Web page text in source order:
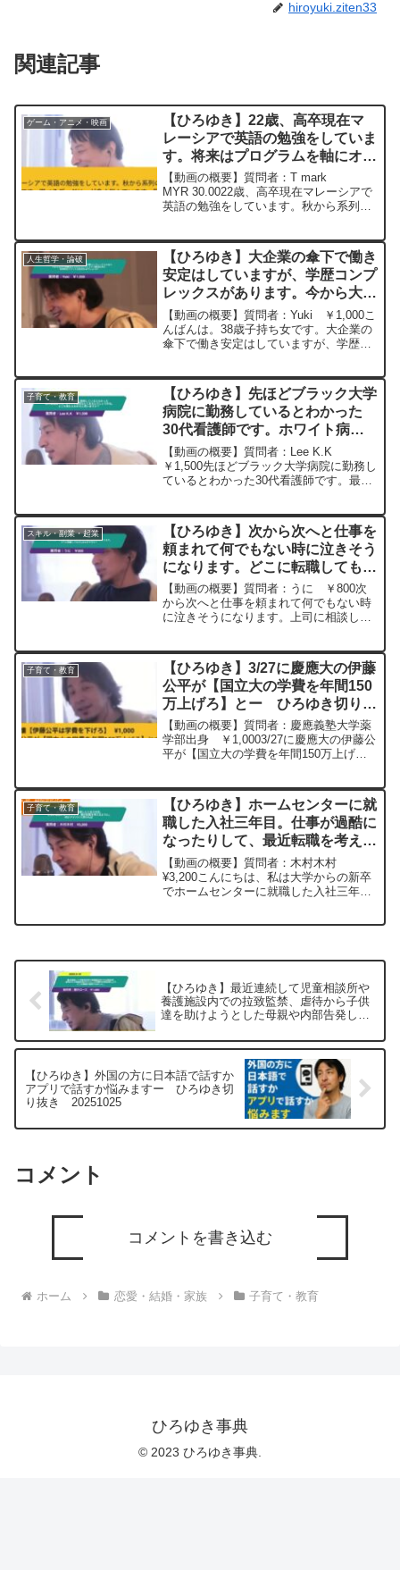
hiroyuki.ziten33
関連記事
ゲーム・アニメ・映画
【ひろゆき】22歳、高卒現在マ
レーシアで英語の勉強をしていま
す。将来はプログラムを軸にオン
ラインで働きたいと思ってます。
ー ひろゆき切り抜き
20230513
【動画の概要】質問者：T mark
MYR 30.0022歳、高卒現在マレーシアで
英語の勉強をしています。秋から系列の
く悩んでいます。例えば、サイバーセキ
ュリティやフ...
人生哲学・論破
【ひろゆき】大企業の傘下で働き
安定はしていますが、学歴コンプ
レックスがあります。今から大卒
の資格をとったらコンプレックス
解消以外に将来的なメリットは生
まれるでしょうかーひろゆき切り
【動画の概要】質問者：Yuki ￥1,000こ
んばんは。38歳子持ち女です。大企業の
傘下で働き安定はしていますが、学歴コ
とったらコンプレックス解消以外に将来
的なメリ...
子育て・教育
【ひろゆき】先ほどブラック大学
病院に勤務しているとわかった
30代看護師です。ホワイト病院
なんてあるんでしょうかね。どこ
を見たらわかると思いますか？
ー ひろゆき切り抜き
【動画の概要】質問者：Lee K.K
￥1,500先ほどブラック大学病院に勤務し
ているとわかった30代看護師です。最近
くなってきたので、さっさと他の病院で
日勤だけの仕事...
スキル・副業・起業
【ひろゆき】次から次へと仕事を
頼まれて何でもない時に泣きそう
になります。どこに転職してもそ
んなものですか？ー ひろゆき切
り抜き 20231014
【動画の概要】質問者：うに ￥800次
から次へと仕事を頼まれて何でもない時
に泣きそうになります。上司に相談した
りすることを試みたけどきっちり仕事を
したい性格が邪魔で無理...
子育て・教育
【ひろゆき】3/27に慶應大の伊藤
公平が【国立大の学費を年間150
万上げろ】とー ひろゆき切り抜
き 20240509
【動画の概要】質問者：慶應義塾大学薬
学部出身 ￥1,0003/27に慶應大の伊藤公
平が【国立大の学費を年間150万上げ
見ると,伊藤忠商事と丸紅の創業家5代目
で,幼稚...
子育て・教育
【ひろゆき】ホームセンターに就
職した入社三年目。仕事が過酷に
なったりして、最近転職を考える
ように。何かアドバイス頂ければ
ー ひろゆき切り抜き
20230317
【動画の概要】質問者：木村木村
¥3,200こんにちは、私は大学からの新卒
でホームセンターに就職した入社三年目
【ひろゆき】最近連続して児童相談所や
養護施設内での拉致監禁、虐待から子供
達を助けようとした母親や内部告発しよ
ろゆき切り抜き 20250610
【ひろゆき】外国の方に日本語で話すか
アプリで話すか悩みますー ひろゆき切
り抜き 20251025
コメント
コメントを書き込む
ホーム 恋愛・結婚・家族 子育て・教育
ひろゆき事典
© 2023 ひろゆき事典.